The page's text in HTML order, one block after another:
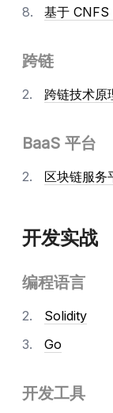
基于 CNFS
跨链
跨链技术原
BaaS 平台
区块链服务
开发实战
编程语言
Solidity
Go
开发工具